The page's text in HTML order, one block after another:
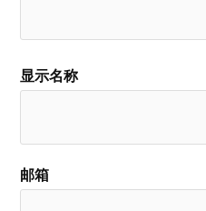
显示名称
邮箱